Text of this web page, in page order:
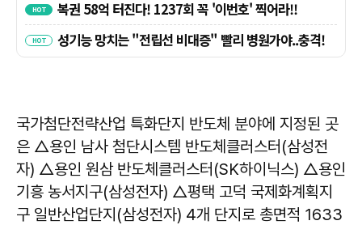
국가첨단전략산업 특화단지 반도체 분야에 지정된 곳
은 △용인 남사 첨단시스템 반도체클러스터(삼성전
자) △용인 원삼 반도체클러스터(SK하이닉스) △용인
기흥 농서지구(삼성전자) △평택 고덕 국제화계획지
구 일반산업단지(삼성전자) 4개 단지로 총면적 1633